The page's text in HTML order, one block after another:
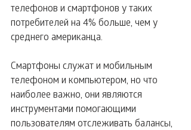
телефонов и смартфонов у таких
потребителей на 4% больше, чем у
среднего американца.
Смартфоны служат и мобильным
телефоном и компьютером, но что
наиболее важно, они являются
инструментами помогающими
пользователям отслеживать балансы,